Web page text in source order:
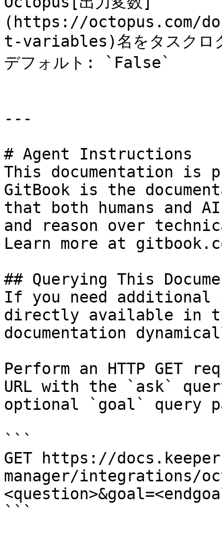
(https://octopus.com/
t-variables)名をタスクロ
デフォルト: `False`
---
# Agent Instructions
This documentation is
GitBook is the
that both humans and
and reason over
Learn more at
## Querying This
If you need
directly available in
documentation
Perform an HTTP GET
URL with the `ask`
optional `goal` query
```
GET https://
manager/integrations/
```